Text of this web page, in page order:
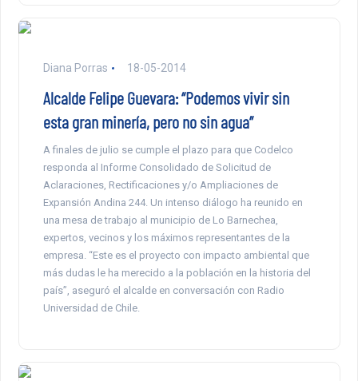
Diana Porras 18-05-2014
Alcalde Felipe Guevara: “Podemos vivir sin
esta gran minería, pero no sin agua”
A finales de julio se cumple el plazo para que Codelco
responda al Informe Consolidado de Solicitud de
Aclaraciones, Rectificaciones y/o Ampliaciones de
Expansión Andina 244. Un intenso diálogo ha reunido en
una mesa de trabajo al municipio de Lo Barnechea,
expertos, vecinos y los máximos representantes de la
empresa. “Este es el proyecto con impacto ambiental que
más dudas le ha merecido a la población en la historia del
país”, aseguró el alcalde en conversación con Radio
Universidad de Chile.